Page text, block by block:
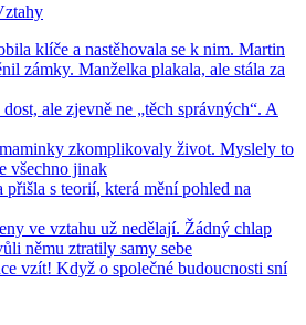
klíče a nastěhovala se k nim. Martin
zámky. Manželka plakala, ale stála za
ale zjevně ne „těch správných“. A
zkomplikovaly život. Myslely to
všechno jinak
přišla s teorií, která mění pohled na
ve vztahu už nedělají. Žádný chlap
němu ztratily samy sebe
vzít! Když o společné budoucnosti sní